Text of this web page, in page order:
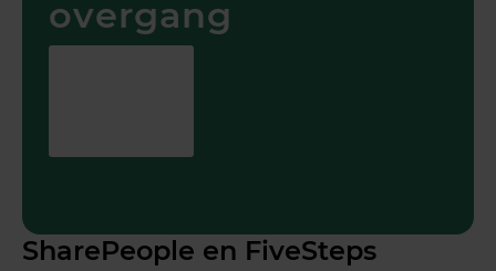
overgang
SharePeople en FiveSteps